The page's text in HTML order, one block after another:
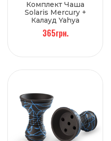
Комплект Чаша
Solaris Mercury +
Калауд Yahya
365грн.